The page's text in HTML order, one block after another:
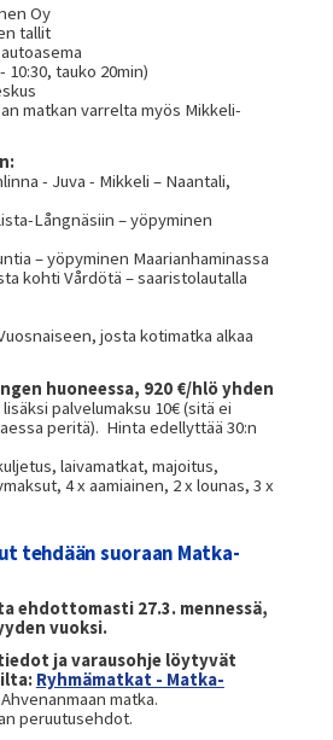
Oy
tallit
10:30, tauko 20min)
matkan varrelta myös Mikkeli-
- Juva - Mikkeli – Naantali,
Långnäsiin – yöpyminen
– yöpyminen Maarianhaminassa
kohti Vårdötä – saaristolautalla
josta kotimatka alkaa
huoneessa, 920 €/hlö yhden
lisäksi palvelumaksu 10€ (sitä ei
peritä). Hinta edellyttää 30:n
laivamatkat, majoitus,
4 x aamiainen, 2 x lounas, 3 x
tehdään suoraan Matka-
ehdottomasti 27.3. mennessä,
vuoksi.
ja varausohje löytyvät
Ryhmämatkat - Matka-
matka.
peruutusehdot.